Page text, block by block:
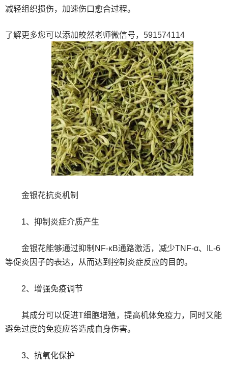
减轻组织损伤，加速伤口愈合过程。
了解更多您可以添加皎然老师微信号，591574114
金银花抗炎机制
1、抑制炎症介质产生
金银花能够通过抑制NF-κB通路激活，减少TNF-α、IL-6
等促炎因子的表达，从而达到控制炎症反应的目的。
2、增强免疫调节
其成分可以促进T细胞增殖，提高机体免疫力，同时又能
避免过度的免疫应答造成自身伤害。
3、抗氧化保护